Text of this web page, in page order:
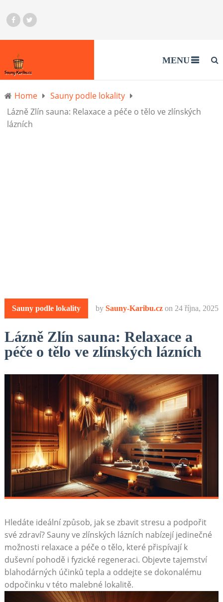
MENU
Home
Sauny podle lokality
Lázně Zlín sauna: Relaxace a péče o tělo ve zlínských
lázních
Sauny podle lokality by Sauny-Karibu.cz on 24 října, 2025
Lázně Zlín sauna: Relaxace a
péče o tělo ve zlínských lázních
Hledáte ideální způsob, jak se zbavit stresu a podpořit
své zdraví? Sauny ve zlínských lázních nabízejí jedinečné
možnosti relaxace a péče o tělo, které přispívají k
duševní pohodě i fyzické regeneraci. Objevte tajemství
blahodárných účinků tepla a oddejte se dokonalému
odpočinku v této malebné lokalitě.